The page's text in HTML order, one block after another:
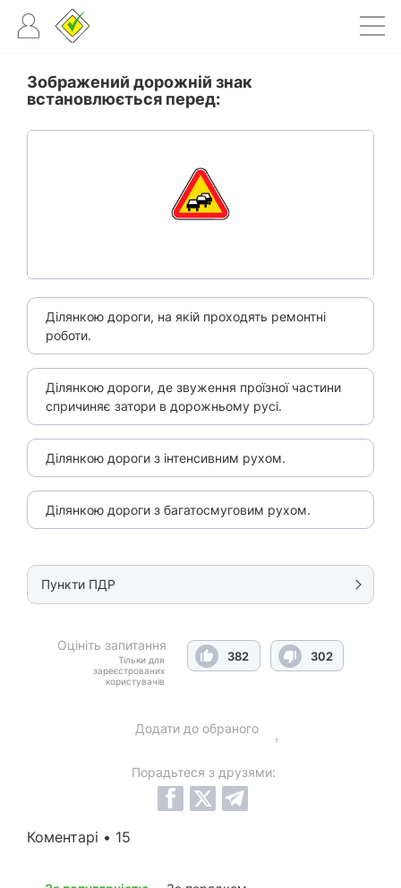
Зображений дорожній знак
встановлюється перед:
Ділянкою дороги, на якій проходять ремонтні
роботи.
Ділянкою дороги, де звуження проїзної частини
спричиняє затори в дорожньому русі.
Ділянкою дороги з інтенсивним рухом.
Ділянкою дороги з багатосмуговим рухом.
Пункти ПДР
Оцініть запитання
Тільки для
зареєстрованих
користувачів
382 302
Додати до обраного
Порадьтеся з друзями:
Коментарі • 15